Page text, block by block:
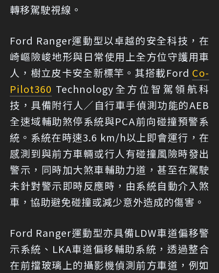
轉移駕駛視線。
Ford Ranger運動型以卓越的安全科技，在
崎嶇險峻地形與日常使用上全方位守護用車
人，樹立皮卡安全新標竿。其搭載Ford Co-
Pilot360 Technology全方位智駕領航科
技，具備附行人／自行車手偵測功能的AEB
全速域輔助煞停系統與PCA前向碰撞預警系
統。系統在時速3.6 km/h以上即會運行，在
感測到與前方車輛或行人有碰撞風險時發出
警示，同時加大煞車輔助力道，甚至在駕駛
未針對警示即時反應時，由系統自動介入煞
車，協助避免碰撞或減少意外造成的傷害。
Ford Ranger運動型亦具備LDW車道偏移警
示系統、LKA車道偏移輔助系統，透過整合
在前擋玻璃上的攝影機偵測前方車道，例如